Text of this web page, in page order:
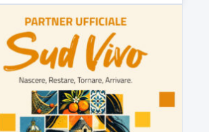
LabNews (replica)